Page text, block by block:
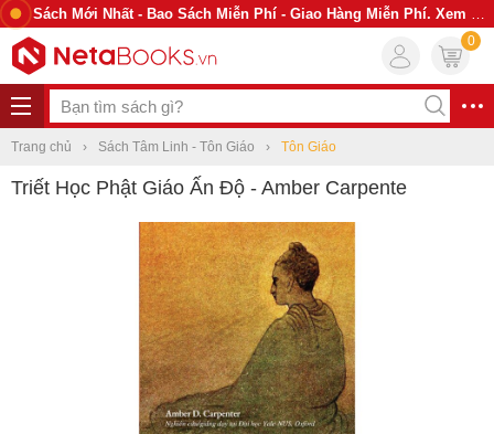
Sách Mới Nhất - Bao Sách Miễn Phí - Giao Hàng Miễn Phí. Xem Ngay
0
Trang chủ Sách Tâm Linh - Tôn Giáo Tôn Giáo
Triết Học Phật Giáo Ấn Độ - Amber Carpente